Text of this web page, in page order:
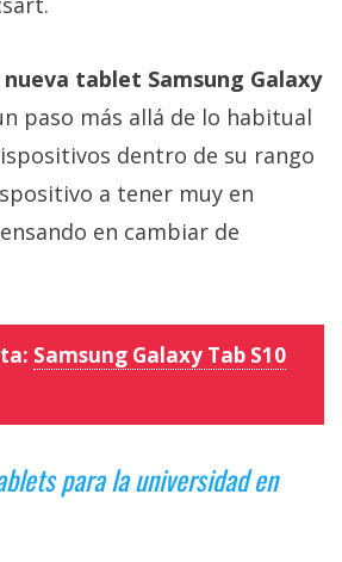
nueva tablet Samsung Galaxy
paso más allá de lo habitual
dentro de su rango
a tener muy en
en cambiar de
Samsung Galaxy Tab S10
para la universidad en